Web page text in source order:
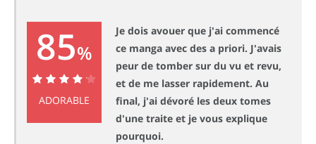
85%
85%
ADORABLE
Je dois avouer que j'ai commencé
ce manga avec des a priori. J'avais
peur de tomber sur du vu et revu,
et de me lasser rapidement. Au
final, j'ai dévoré les deux tomes
d'une traite et je vous explique
pourquoi.